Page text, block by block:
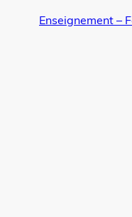
Enseignement –